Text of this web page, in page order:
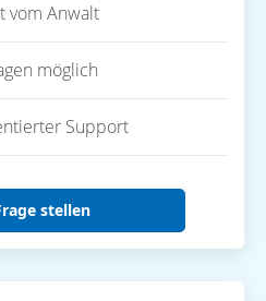
vom Anwalt
möglich
Support
stellen